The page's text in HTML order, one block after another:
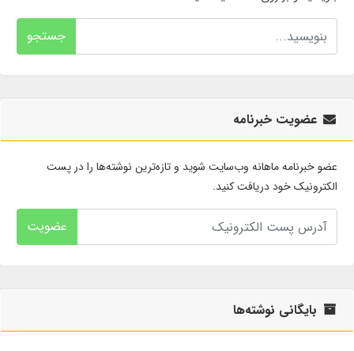
جستجو
عضویت خبرنامه
عضو خبرنامه ماهانه وب‌سایت شوید و تازه‌ترین نوشته‌ها را در پست
الکترونیک خود دریافت کنید.
عضویت
بایگانی نوشته‌ها